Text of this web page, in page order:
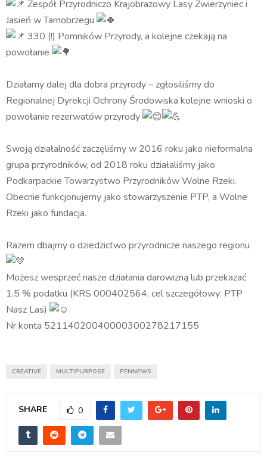
Zespół Przyrodniczo Krajobrazowy Lasy Zwierzyniec i
Jasień w Tarnobrzegu
330 (!) Pomników Przyrody, a kolejne czekają na
powołanie
Działamy dalej dla dobra przyrody – zgłosiliśmy do
Regionalnej Dyrekcji Ochrony Środowiska kolejne wnioski o
powołanie rezerwatów przyrody
Swoją działalność zaczęliśmy w 2016 roku jako nieformalna
grupa przyrodników, od 2018 roku działaliśmy jako
Podkarpackie Towarzystwo Przyrodników Wolne Rzeki.
Obecnie funkcjonujemy jako stowarzyszenie PTP, a Wolne
Rzeki jako fundacja.
Razem dbajmy o dziedzictwo przyrodnicze naszego regionu
Możesz wesprzeć nasze działania darowizną lub przekazać
1,5 % podatku (KRS 000402564, cel szczegółowy: PTP
Nasz Las)
Nr konta 52114020040000300278217155
CREATIVE MULTIPURPOSE PENNEWS
SHARE 0